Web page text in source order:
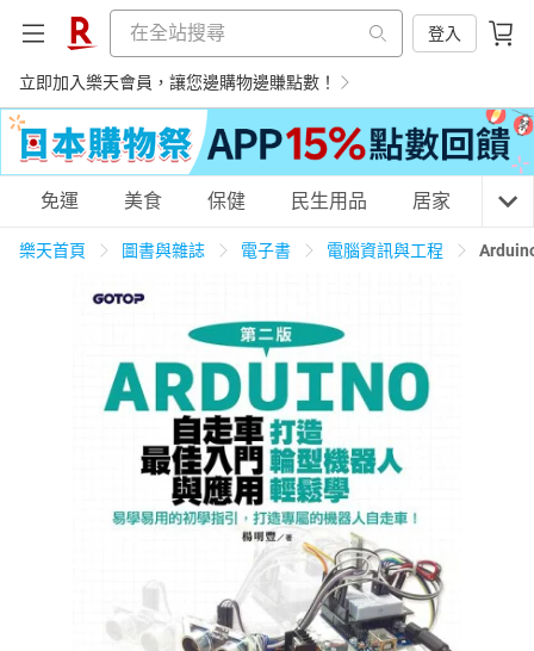
登入
立即加入樂天會員，讓您邊購物邊賺點數！
購物網分類
美食蛋糕 養生保健
3C家電 運動休閒
男裝 化妝保養
日本購物 電子/紙本書
HOT
免運 美食 保健 民生用品 居家 3C
樂天首頁 圖書與雜誌 電子書 電腦資訊與工程